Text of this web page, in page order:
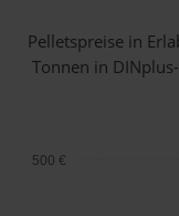
Pelletspreise in
Tonnen in
500 €